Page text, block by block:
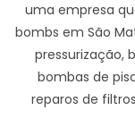
uma empresa
bombs em São
pressurização,
bombas de
reparos de